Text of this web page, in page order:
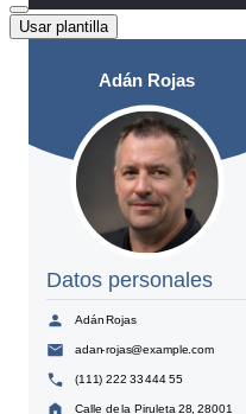
Usar plantilla